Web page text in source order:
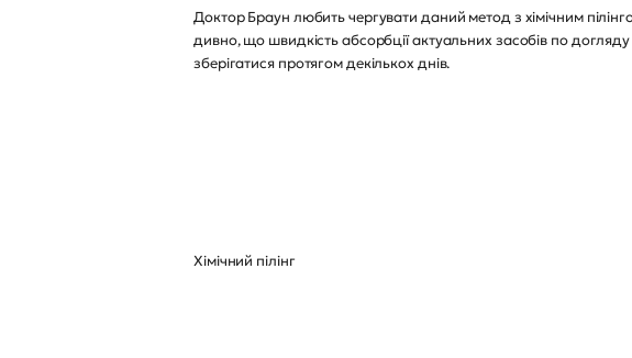
Доктор Браун любить чергувати даний метод з хімічним
дивно, що швидкість абсорбції актуальних засобів по
зберігатися протягом декількох днів.
Хімічний пілінг